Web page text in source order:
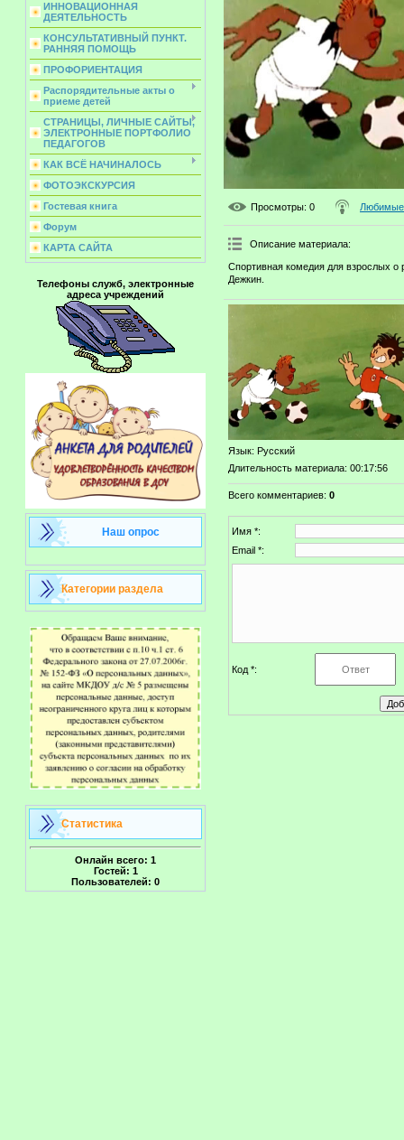
ИННОВАЦИОННАЯ
ДЕЯТЕЛЬНОСТЬ
КОНСУЛЬТАТИВНЫЙ ПУНКТ.
РАННЯЯ ПОМОЩЬ
ПРОФОРИЕНТАЦИЯ
Распорядительные акты о
приеме детей
СТРАНИЦЫ, ЛИЧНЫЕ САЙТЫ,
ЭЛЕКТРОННЫЕ ПОРТФОЛИО
ПЕДАГОГОВ
КАК ВСЁ НАЧИНАЛОСЬ
ФОТОЭКСКУРСИЯ
Гостевая книга
Форум
КАРТА САЙТА
Телефоны служб, электронные
адреса учреждений
Наш опрос
Категории раздела
Статистика
Онлайн всего: 1
Гостей: 1
Пользователей: 0
Просмотры: 0 Любимые
Описание материала:
Спортивная комедия для взрослых
Дежкин.
Язык: Русский
Длительность материала: 00:17:56
Всего комментариев: 0
Имя *:
Email *:
Код *: